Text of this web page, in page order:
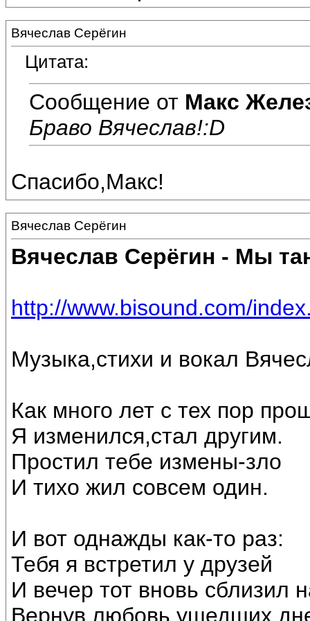
Вячеслав Серёгин
Цитата:
Сообщение от Макс
Браво Вячеслав!:D
Спасибо,Макс!
Вячеслав Серёгин
Вячеслав Серёгин - Мы
http://www.bisound.com/
Музыка,стихи и вокал
Как много лет с тех пор
Я изменился,стал другим.
Простил тебе измены-зло
И тихо жил совсем один.
И вот однажды как-то раз:
Тебя я встретил у друзей
И вечер тот вновь сблизил
Вернув любовь ушедших